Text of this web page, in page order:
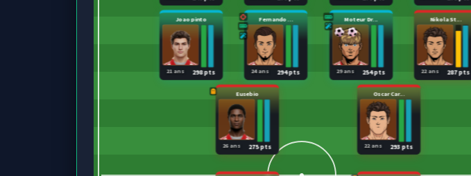
Joao pinto
298 pts
21 ans
Fernando ...
294 pts
24 ans
Moteur Dr...
254 pts
29 ans
Nikola St...
287 pts
22 ans
Eusebio
275 pts
26 ans
Oscar Car...
293 pts
22 ans